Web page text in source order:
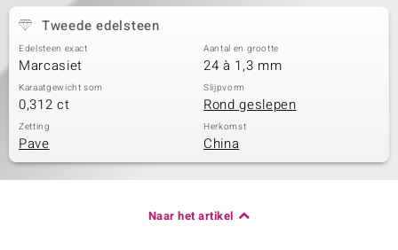
Tweede edelsteen
Edelsteen exact
Marcasiet
Aantal en grootte
24 à 1,3 mm
Karaatgewicht som
0,312 ct
Slijpvorm
Rond geslepen
Zetting
Pave
Herkomst
China
Naar het artikel